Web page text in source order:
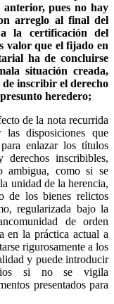
anterior, pues no hay
arreglo al final del
la certificación del
valor que el fijado en
ha de concluirse
situación creada,
de inscribir el derecho
heredero;
de la nota recurrida
disposiciones que
enlazar los títulos
inscribibles,
ambigua, como si se
unidad de la herencia,
de los bienes relictos
regularizada bajo la
de orden
en la práctica actual a
rigurosamente a los
y puede introducir
si no se vigila
presentados para